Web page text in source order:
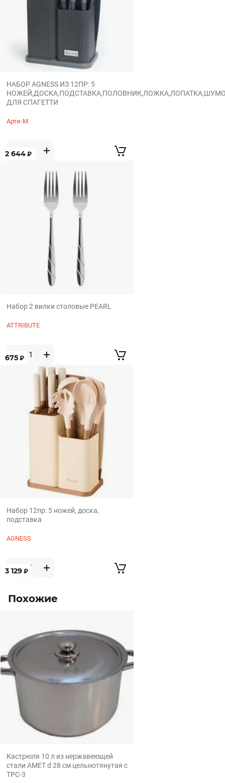
НАБОР AGNESS ИЗ 12ПР: 5
ДЛЯ СПАГЕТТИ
Арти-М
2 644 ₽
Набор 2 вилки столовые PEARL
ATTRIBUTE
675 ₽
Набор 12пр: 5 ножей, доска,
подставка
AGNESS
3 129 ₽
Похожие
Кастрюля 10 л из нержавеющей
стали АМЕТ d 28 см цельнотянутая с
ТРС-3